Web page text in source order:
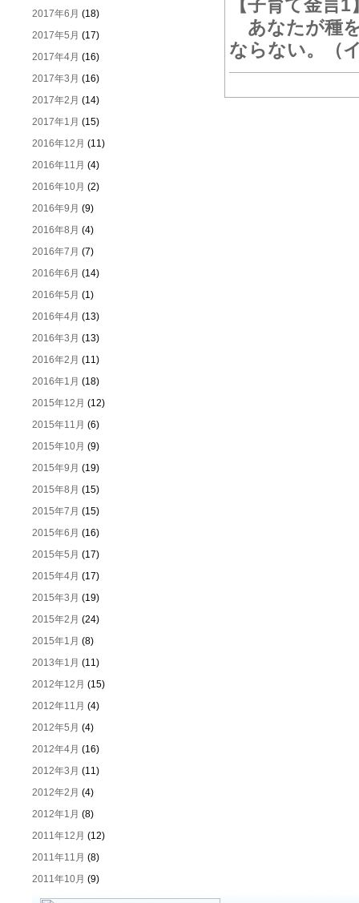
2017年6月 (18)
2017年5月 (17)
2017年4月 (16)
2017年3月 (16)
2017年2月 (14)
2017年1月 (15)
2016年12月 (11)
2016年11月 (4)
2016年10月 (2)
2016年9月 (9)
2016年8月 (4)
2016年7月 (7)
2016年6月 (14)
2016年5月 (1)
2016年4月 (13)
2016年3月 (13)
2016年2月 (11)
2016年1月 (18)
2015年12月 (12)
2015年11月 (6)
2015年10月 (9)
2015年9月 (19)
2015年8月 (15)
2015年7月 (15)
2015年6月 (16)
2015年5月 (17)
2015年4月 (17)
2015年3月 (19)
2015年2月 (24)
2015年1月 (8)
2013年1月 (11)
2012年12月 (15)
2012年11月 (4)
2012年5月 (4)
2012年4月 (16)
2012年3月 (11)
2012年2月 (4)
2012年1月 (8)
2011年12月 (12)
2011年11月 (8)
2011年10月 (9)
【子育て金言1
あなたが種
ならない。（